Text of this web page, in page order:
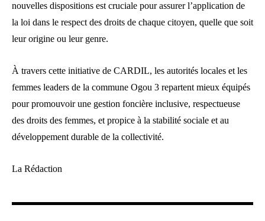
nouvelles dispositions est cruciale pour assurer l’application de
la loi dans le respect des droits de chaque citoyen, quelle que soit
leur origine ou leur genre.
À travers cette initiative de CARDIL, les autorités locales et les
femmes leaders de la commune Ogou 3 repartent mieux équipés
pour promouvoir une gestion foncière inclusive, respectueuse
des droits des femmes, et propice à la stabilité sociale et au
développement durable de la collectivité.
La Rédaction